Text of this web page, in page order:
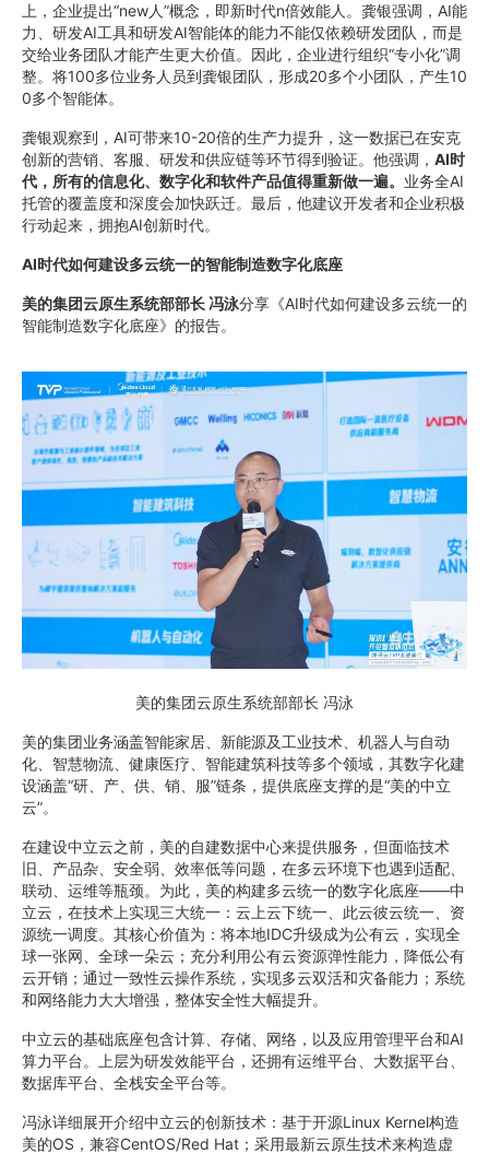
上，企业提出“new人”概念，即新时代n倍效能人。龚银强调，AI能
力、研发AI工具和研发AI智能体的能力不能仅依赖研发团队，而是
交给业务团队才能产生更大价值。因此，企业进行组织“专小化”调
整。将100多位业务人员到龚银团队，形成20多个小团队，产生10
0多个智能体。
龚银观察到，AI可带来10-20倍的生产力提升，这一数据已在安克
创新的营销、客服、研发和供应链等环节得到验证。他强调， AI时
代， 所有的信息化、数字化和软件产品值得重新做一遍。 业务全AI
托管的覆盖度和深度会加快跃迁。最后，他建议开发者和企业积极
行动起来，拥抱AI创新时代。
AI时代如何建设多云统一的智能制造数字化底座
美的集团云原生系统部部长 冯泳分享《AI时代如何建设多云统一的
智能制造数字化底座》的报告。
美的集团云原生系统部部长 冯泳
美的集团业务涵盖智能家居、新能源及工业技术、机器人与自动
化、智慧物流、健康医疗、智能建筑科技等多个领域，其数字化建
设涵盖“研、产、供、销、服”链条，提供底座支撑的是“美的中立
云”。
在建设中立云之前，美的自建数据中心来提供服务，但面临技术
旧、产品杂、安全弱、效率低等问题，在多云环境下也遇到适配、
联动、运维等瓶颈。为此，美的构建多云统一的数字化底座——中
立云，在技术上实现三大统一：云上云下统一、此云彼云统一、资
源统一调度。其核心价值为：将本地IDC升级成为公有云，实现全
球一张网、全球一朵云；充分利用公有云资源弹性能力，降低公有
云开销；通过一致性云操作系统，实现多云双活和灾备能力；系统
和网络能力大大增强，整体安全性大幅提升。
中立云的基础底座包含计算、存储、网络，以及应用管理平台和AI
算力平台。上层为研发效能平台，还拥有运维平台、大数据平台、
数据库平台、全栈安全平台等。
冯泳详细展开介绍中立云的创新技术：基于开源Linux Kernel构造
美的OS，兼容CentOS/Red Hat；采用最新云原生技术来构造虚